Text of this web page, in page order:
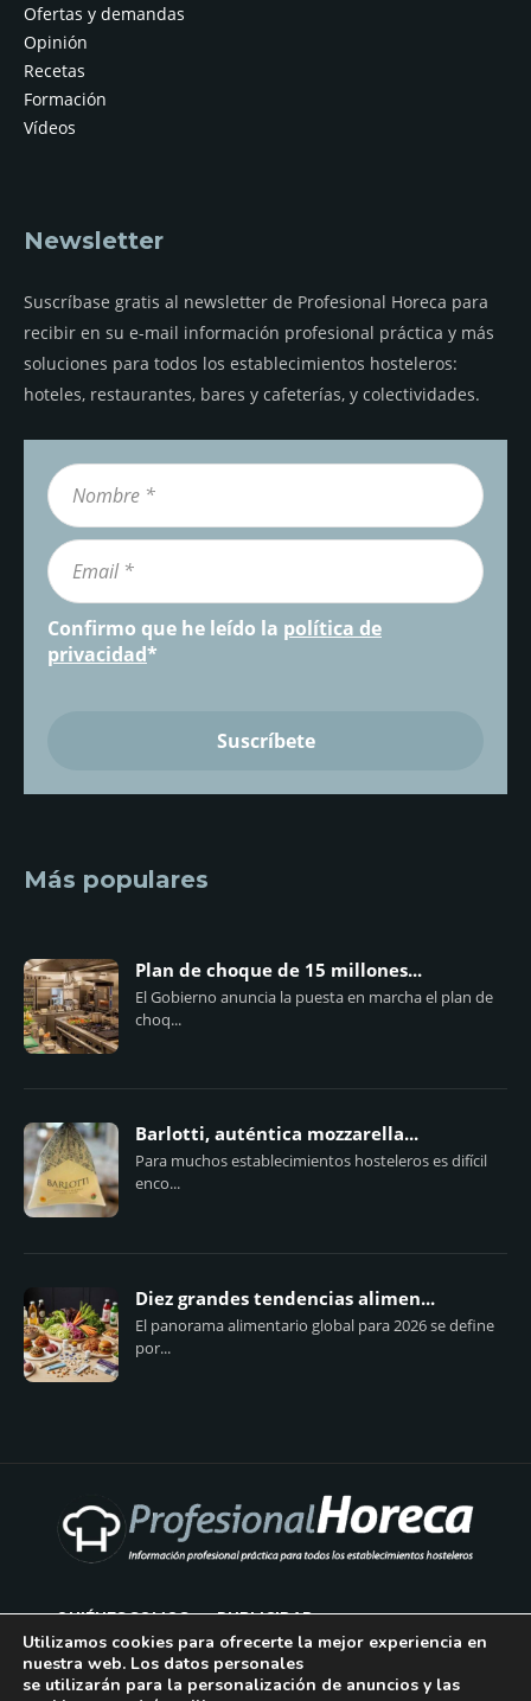
Ofertas y demandas
Opinión
Recetas
Formación
Vídeos
Newsletter
Suscríbase gratis al newsletter de Profesional Horeca para
recibir en su e-mail información profesional práctica y más
soluciones para todos los establecimientos hosteleros:
hoteles, restaurantes, bares y cafeterías, y colectividades.
Confirmo que he leído la política de
privacidad*
Más populares
Plan de choque de 15 millones...
El Gobierno anuncia la puesta en marcha el plan de
choq...
Barlotti, auténtica mozzarella...
Para muchos establecimientos hosteleros es difícil
enco...
Diez grandes tendencias alimen...
El panorama alimentario global para 2026 se define
por...
QUIÉNES SOMOS PUBLICIDAD
AVISO LEGAL
Utilizamos cookies para ofrecerte la mejor experiencia en
nuestra web. Los datos personales
se utilizarán para la personalización de anuncios y las